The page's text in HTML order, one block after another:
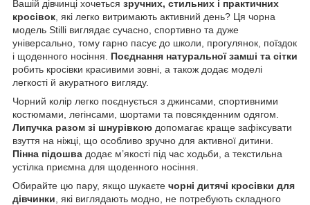
Вашій дівчинці хочеться зручних, стильних і практичних
кросівок , які легко витримають активний день? Ця чорна
модель Stilli виглядає сучасно, спортивно та дуже
універсально, тому гарно пасує до школи, прогулянок, поїздок
і щоденного носіння. Поєднання натуральної замші та сітки
робить кросівки красивими зовні, а також додає моделі
легкості й акуратного вигляду.
Чорний колір легко поєднується з джинсами, спортивними
костюмами, легінсами, шортами та повсякденним одягом.
Липучка разом зі шнурівкою допомагає краще зафіксувати
взуття на ніжці, що особливо зручно для активної дитини.
Пінна підошва додає м’якості під час ходьби, а текстильна
устілка приємна для щоденного носіння.
Обирайте цю пару, якщо шукаєте чорні дитячі кросівки для
дівчинки , які виглядають модно, не потребують складного